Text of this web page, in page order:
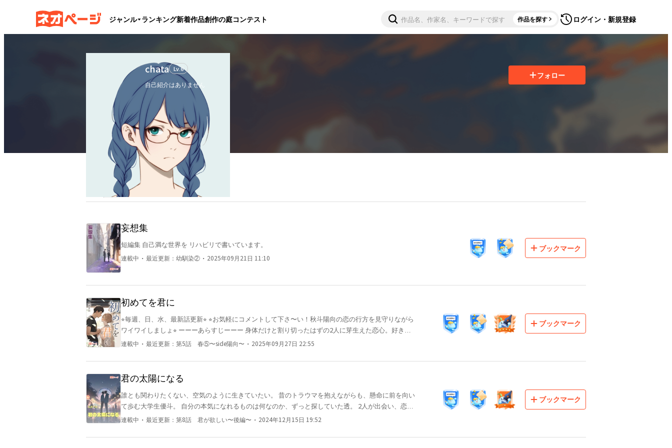
ジャンル ランキング新着作品創作の庭コンテスト 作品を探す ログイン・新規登録
chata Lv.6
自己紹介はありません
フォロー フォロワー1
フォロー
ブックマーク
妄想集
短編集 自己満な世界を リハビリで書いています。
連載中 ・ 最近更新： 幼馴染② ・ 2025年09月21日 11:10
ブックマーク
初めてを君に
⭐︎毎週、日、水、最新話更新⭐︎ ⭐︎お気軽にコメントして下さ〜い！秋斗陽向の恋の行方を見守りながら
ワイワイしましょ⭐︎ ーーーあらすじーーー 身体だけと割り切ったはずの2人に芽生えた恋心。好きな
気持ちは溢れていくのに、2人の関係は拗れていってしまう……。2人が選んでいく道は？ 秋斗（あき
して出会い系の条件欄をかなり厳しくした。本当に身体だけの割り切った関係しかしたくない。しか
し、そう簡単に相手は見つからず大学卒業、就職し、半年が経った。 そんなある日『初めてをして
欲しい』と連絡があり、興味半分で陽向（ひなた）に会う。 こんな綺麗な子がゲイ？喜んで身体を重
ねる。一夜限りのつもりが、陽向と連絡先を交換する。その日を境に、毎日毎日なぜか陽向へ連絡を
してしまう自分に戸惑う。数回身体を重ねる関係が続いた。もうさすがに陽向へのこの苦しくて、愛
おしくてたまらないこの気持ちを、きちんと伝えようと決心するが…陽向から「今日で会うのはおし
ついた頃から男の子しか好きになれない自分。本当にゲイなのか、男に抱かれたいのか、思い切って
連載中 ・ 最近更新： 第5話 春⑤〜side陽向〜 ・ 2025年09月27日 22:55
ブックマーク
君の太陽になる
誰とも関わりたくない、空気のように生きていたい。 昔のトラウマを抱えながらも、懸命に前を向い
て歩む大学生優斗。 自分の本気になれるものは何なのか、ずっと探していた透。 2人が出会い、恋に
落ちていくまでのお話。
連載中 ・ 最近更新： 第8話 君が欲しい〜後編〜 ・ 2024年12月15日 19:52
ブックマーク